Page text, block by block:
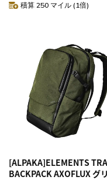
積算 250 マイル (1倍)
[ALPAKA]ELEMENTS
BACKPACK AXOFLUX グ